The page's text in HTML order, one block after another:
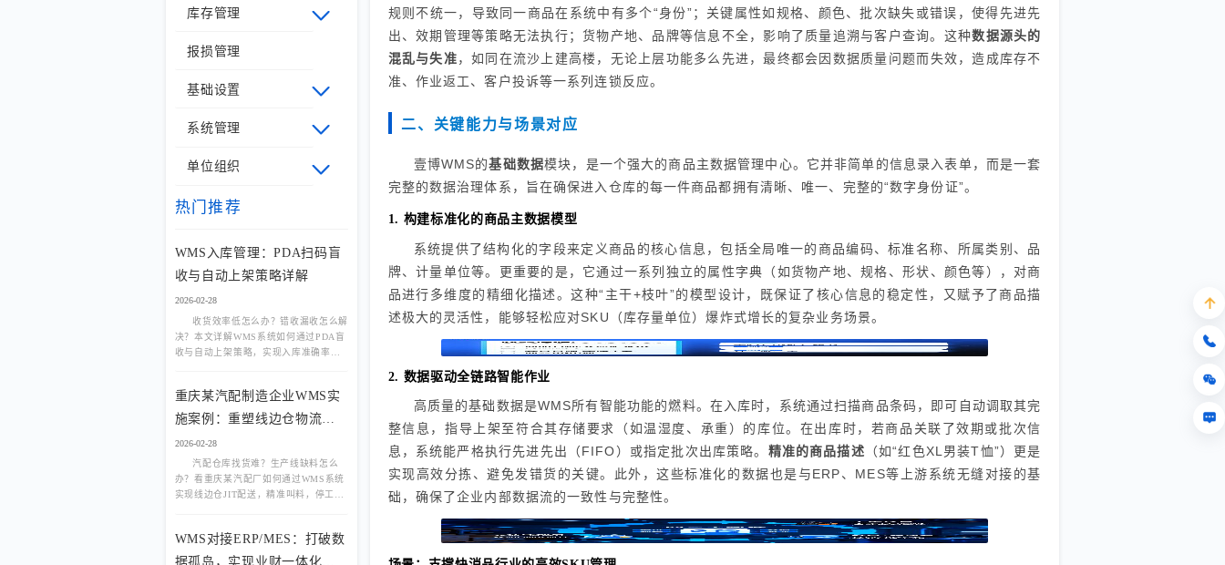
规则不统一，导致同一商品在系统中有多个“身份”；关键属性如规格、颜色、批次缺失或错误，使得先进先
出、效期管理等策略无法执行；货物产地、品牌等信息不全，影响了质量追溯与客户查询。这种数据源头的
混乱与失准，如同在流沙上建高楼，无论上层功能多么先进，最终都会因数据质量问题而失效，造成库存不
准、作业返工、客户投诉等一系列连锁反应。
二、关键能力与场景对应
壹博WMS的基础数据模块，是一个强大的商品主数据管理中心。它并非简单的信息录入表单，而是一套
完整的数据治理体系，旨在确保进入仓库的每一件商品都拥有清晰、唯一、完整的“数字身份证”。
1. 构建标准化的商品主数据模型
系统提供了结构化的字段来定义商品的核心信息，包括全局唯一的商品编码、标准名称、所属类别、品
牌、计量单位等。更重要的是，它通过一系列独立的属性字典（如货物产地、规格、形状、颜色等），对商
品进行多维度的精细化描述。这种“主干+枝叶”的模型设计，既保证了核心信息的稳定性，又赋予了商品描
述极大的灵活性，能够轻松应对SKU（库存量单位）爆炸式增长的复杂业务场景。
2. 数据驱动全链路智能作业
高质量的基础数据是WMS所有智能功能的燃料。在入库时，系统通过扫描商品条码，即可自动调取其完
整信息，指导上架至符合其存储要求（如温湿度、承重）的库位。在出库时，若商品关联了效期或批次信
息，系统能严格执行先进先出（FIFO）或指定批次出库策略。 精准的商品描述 （如“红色XL男装T恤”）更是
实现高效分拣、避免发错货的关键。此外，这些标准化的数据也是与ERP、MES等上游系统无缝对接的基
础，确保了企业内部数据流的一致性与完整性。
库存管理
报损管理
基础设置
系统管理
单位组织
热门推荐
WMS入库管理：PDA扫码盲
收与自动上架策略详解
2026-02-28
收货效率低怎么办？错收漏收怎么解
决？本文详解WMS系统如何通过PDA盲
收与自动上架策略，实现入库准确率
重庆某汽配制造企业WMS实
施案例：重塑线边仓物流，
告别停工待料
2026-02-28
汽配仓库找货难？生产线缺料怎么
办？看重庆某汽配厂如何通过WMS系统
实现线边仓JIT配送，精准叫料，停工待
WMS对接ERP/MES：打破数
据孤岛，实现业财一体化与